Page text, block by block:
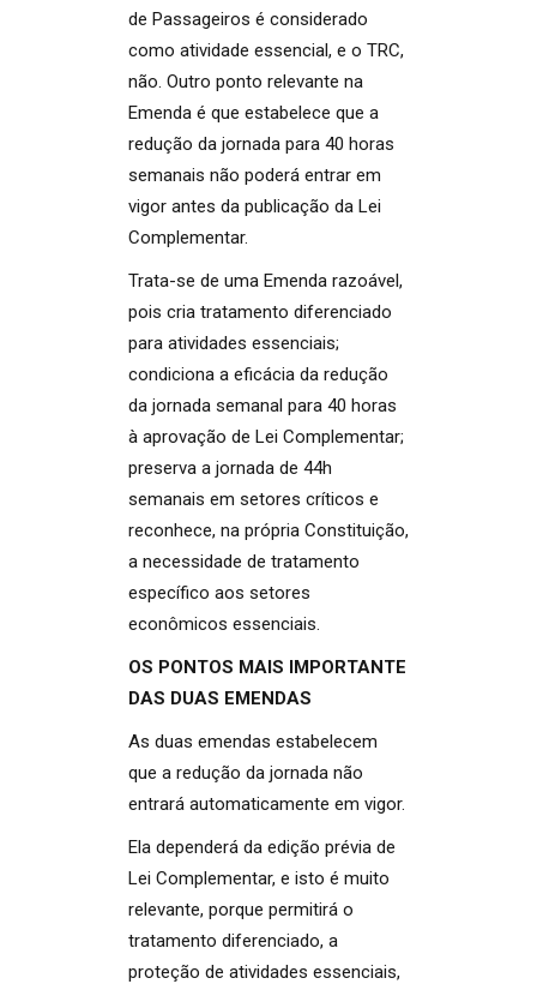
de Passageiros é considerado
como atividade essencial, e o TRC,
não. Outro ponto relevante na
Emenda é que estabelece que a
redução da jornada para 40 horas
semanais não poderá entrar em
vigor antes da publicação da Lei
Complementar.
Trata-se de uma Emenda razoável,
pois cria tratamento diferenciado
para atividades essenciais;
condiciona a eficácia da redução
da jornada semanal para 40 horas
à aprovação de Lei Complementar;
preserva a jornada de 44h
semanais em setores críticos e
reconhece, na própria Constituição,
a necessidade de tratamento
específico aos setores
econômicos essenciais.
OS PONTOS MAIS IMPORTANTE
DAS DUAS EMENDAS
As duas emendas estabelecem
que a redução da jornada não
entrará automaticamente em vigor.
Ela dependerá da edição prévia de
Lei Complementar, e isto é muito
relevante, porque permitirá o
tratamento diferenciado, a
proteção de atividades essenciais,